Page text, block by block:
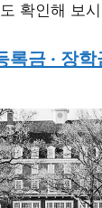
확인해 보
록금 · 장학